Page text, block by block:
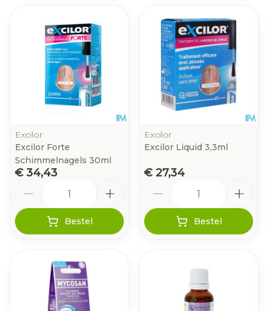
Excilor
Excilor Forte
Schimmelnagels 30ml
€ 34,43
Bestel
Excilor
Excilor Liquid 3,3ml
€ 27,34
Bestel